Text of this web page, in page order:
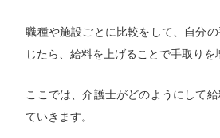
職種や施設ごとに比較をして、自分
じたら、給料を上げることで手取りを
ここでは、介護士がどのようにして
ていきます。